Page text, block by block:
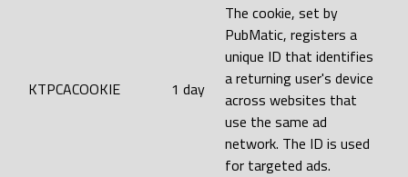
KTPCACOOKIE 1 day
The cookie, set by
PubMatic, registers a
unique ID that identifies
a returning user's device
across websites that
use the same ad
network. The ID is used
for targeted ads.